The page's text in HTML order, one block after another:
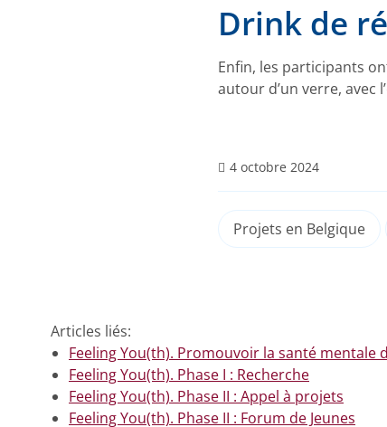
Drink de
Enfin, les participants
autour d’un verre, avec
4 octobre 2024
Projets en Belgique
Articles liés:
Feeling You(th). Promouvoir la santé mentale
Feeling You(th). Phase I : Recherche
Feeling You(th). Phase II : Appel à projets
Feeling You(th). Phase II : Forum de Jeunes